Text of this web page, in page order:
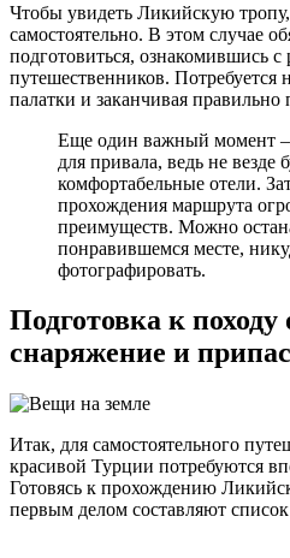
Чтобы увидеть Ликийскую
самостоятельно. В этом случае
подготовиться, ознакомившись
путешественников. Потребуется
палатки и заканчивая
Еще один важный момент –
для привала, ведь не везде
комфортабельные отели.
прохождения маршрута
преимуществ. Можно
понравившемся месте,
фотографировать.
Подготовка к походу
снаряжение и
Итак, для самостоятельного
красивой Турции потребуются
Готовясь к прохождению
первым делом составляют